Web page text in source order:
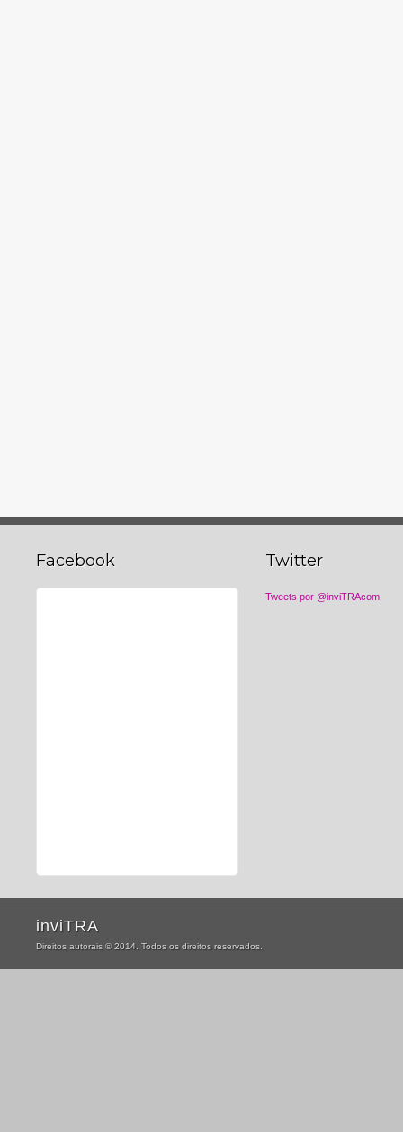
Facebook Twitter
Tweets por @inviTRAcom
inviTRA
Direitos autorais © 2014. Todos os direitos reservados.